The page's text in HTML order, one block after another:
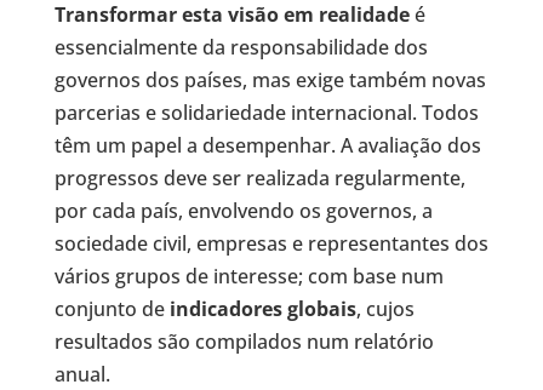
Transformar esta visão em realidadeé
essencialmente da responsabilidade dos
governos dos países, mas exige também novas
parcerias e solidariedade internacional. Todos
têm um papel a desempenhar. A avaliação dos
progressos deve ser realizada regularmente,
por cada país, envolvendo os governos, a
sociedade civil, empresas e representantes dos
vários grupos de interesse; com base num
conjunto de indicadores globais, cujos
resultados são compilados num relatório
anual.